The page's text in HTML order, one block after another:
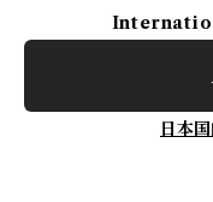
日本